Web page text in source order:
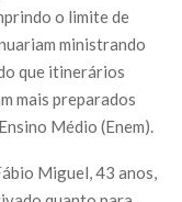
o limite de
ministrando
que itinerários
mais preparados
Médio (Enem).
Miguel, 43 anos,